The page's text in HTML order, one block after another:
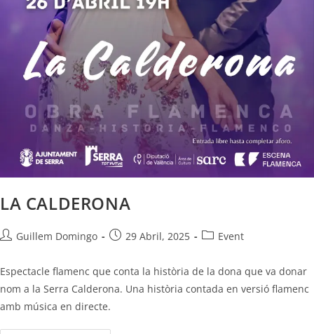
LA CALDERONA
Guillem Domingo 29 Abril, 2025 Event
Espectacle flamenc que conta la història de la dona que va donar
nom a la Serra Calderona. Una història contada en versió flamenc
amb música en directe.